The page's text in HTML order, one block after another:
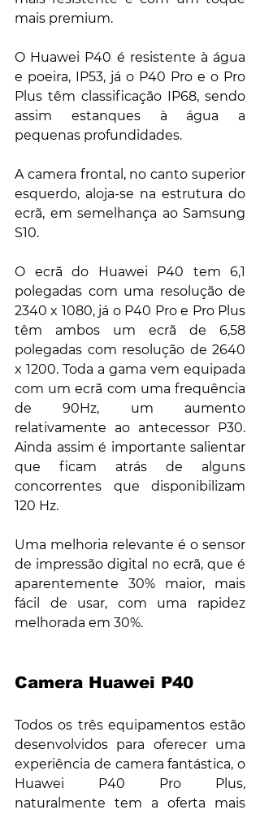
mais premium.
O Huawei P40 é resistente à água
e poeira, IP53, já o P40 Pro e o Pro
Plus têm classificação IP68, sendo
assim estanques à água a
pequenas profundidades.
A camera frontal, no canto superior
esquerdo, aloja-se na estrutura do
ecrã, em semelhança ao Samsung
S10.
O ecrã do Huawei P40 tem 6,1
polegadas com uma resolução de
2340 x 1080, já o P40 Pro e Pro Plus
têm ambos um ecrã de 6,58
polegadas com resolução de 2640
x 1200. Toda a gama vem equipada
com um ecrã com uma frequência
de 90Hz, um aumento
relativamente ao antecessor P30.
Ainda assim é importante salientar
que ficam atrás de alguns
concorrentes que disponibilizam
120 Hz.
Uma melhoria relevante é o sensor
de impressão digital no ecrã, que é
aparentemente 30% maior, mais
fácil de usar, com uma rapidez
melhorada em 30%.
Camera Huawei P40
Todos os três equipamentos estão
desenvolvidos para oferecer uma
experiência de camera fantástica, o
Huawei P40 Pro Plus,
naturalmente tem a oferta mais